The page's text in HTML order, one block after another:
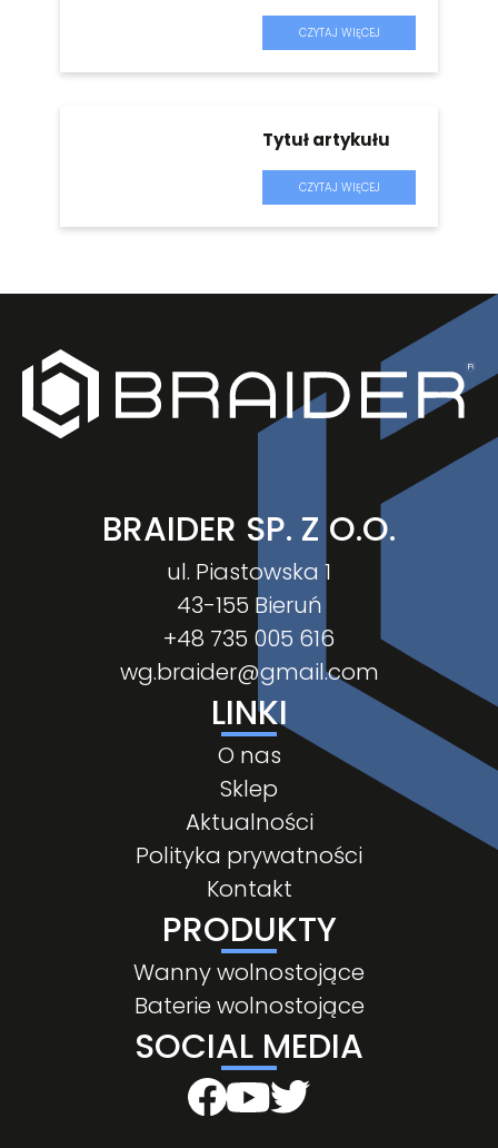
CZYTAJ WIĘCEJ
Tytuł artykułu
CZYTAJ WIĘCEJ
BRAIDER SP. Z O.O.
ul. Piastowska 1
43-155 Bieruń
+48 735 005 616
wg.braider@gmail.com
LINKI
O nas
Sklep
Aktualności
Polityka prywatności
Kontakt
PRODUKTY
Wanny wolnostojące
Baterie wolnostojące
SOCIAL MEDIA